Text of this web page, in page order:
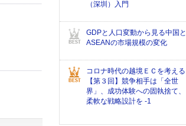
（深圳）入門
GDPと人口変動から見る中国と
ASEANの市場規模の変化
コロナ時代の越境ＥＣを考える
【第３回】競争相手は「全世
界」、成功体験への固執捨て、
柔軟な戦略設計を -1